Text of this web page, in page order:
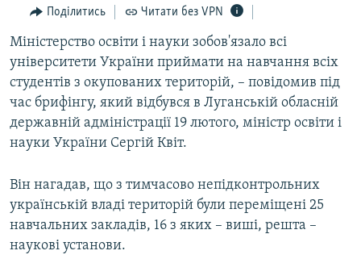
Перейти
пошуку
ПОГЛЯД
ІНТЕРВ'Ю
ВСЕ ЗА ДЕНЬ
СПЕЦПРОЕКТИ
ДЕПОРТАЦІЯ
СВІДЧЕННЯ ОКУПАЦІЇ
УКРАЇНСЬКА ПРОБЛЕМА КРИМУ
ІНФОГРАФІКА
ЯК ОБІЙТИ БЛОКУВАННЯ
Qırımtatar
ДОЛУЧАЙСЯ!
Поділитись Читати без VPN
Міністерство освіти і науки зобов'язало всі
університети України приймати на навчання всіх
студентів з окупованих територій, – повідомив під
час брифінгу, який відбувся в Луганській обласній
державній адміністрації 19 лютого, міністр освіти і
науки України Сергій Квіт.
Він нагадав, що з тимчасово непідконтрольних
українській владі територій були переміщені 25
навчальних закладів, 16 з яких – виші, решта –
наукові установи.